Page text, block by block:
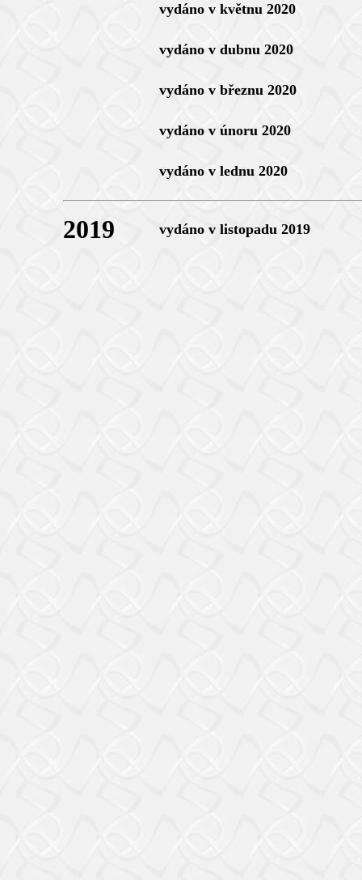
vydáno v květnu 2020
vydáno v dubnu 2020
vydáno v březnu 2020
vydáno v únoru 2020
vydáno v lednu 2020
2019 vydáno v listopadu 2019